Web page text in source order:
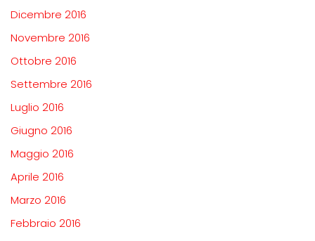
Dicembre 2016
Novembre 2016
Ottobre 2016
Settembre 2016
Luglio 2016
Giugno 2016
Maggio 2016
Aprile 2016
Marzo 2016
Febbraio 2016